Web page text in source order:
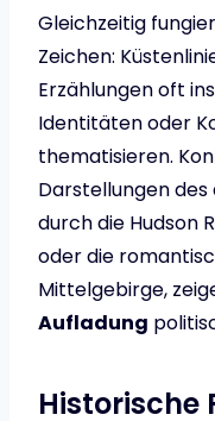
Gleichzeitig
Zeichen:
Erzählungen oft
Identitäten oder
thematisieren.
Darstellungen
durch die Hudson
oder die
Mittelgebirge,
Aufladung
Historische